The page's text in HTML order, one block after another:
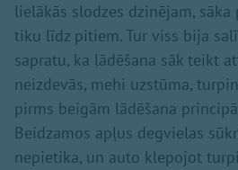
lielākās slodzes dzinējam,
tiku līdz pitiem. Tur viss bija
sapratu, ka lādēšana sāk teikt
neizdevās, mehi uzstūma,
pirms beigām lādēšana
Beidzamos apļus degvielas
nepietika, un auto klepojot